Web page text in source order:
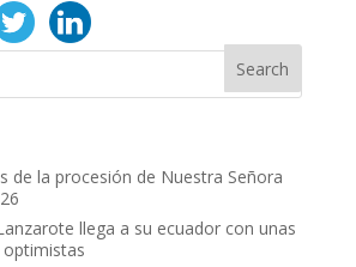
de la procesión de Nuestra Señora
llega a su ecuador con unas